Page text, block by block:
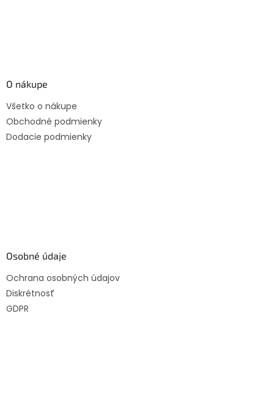
O nákupe
Všetko o nákupe
Obchodné podmienky
Dodacie podmienky
Osobné údaje
Ochrana osobných údajov
Diskrétnosť
GDPR